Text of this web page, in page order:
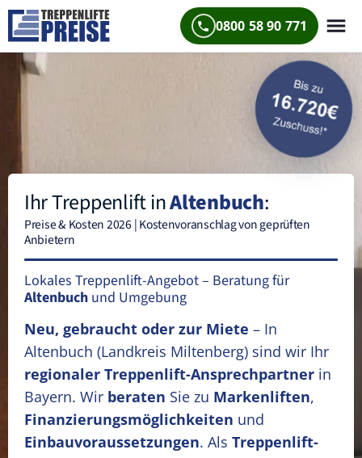
0800 58 90 771
Ihr Treppenlift inAltenbuch:
Preise & Kosten 2026 | Kostenvoranschlag von geprüften
Anbietern
Lokales Treppenlift-Angebot – Beratung für
Altenbuch und Umgebung
Neu, gebraucht oder zur Miete – In
Altenbuch (Landkreis Miltenberg) sind wir Ihr
regionaler Treppenlift-Ansprechpartner in
Bayern. Wir beraten Sie zu Markenliften,
Finanzierungsmöglichkeiten und
Einbauvoraussetzungen. Als Treppenlift-